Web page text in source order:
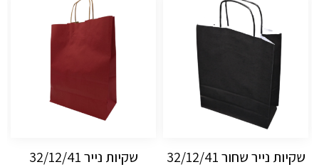
שקיות נייר שחור 32/12/41 שקיות נייר 32/12/41